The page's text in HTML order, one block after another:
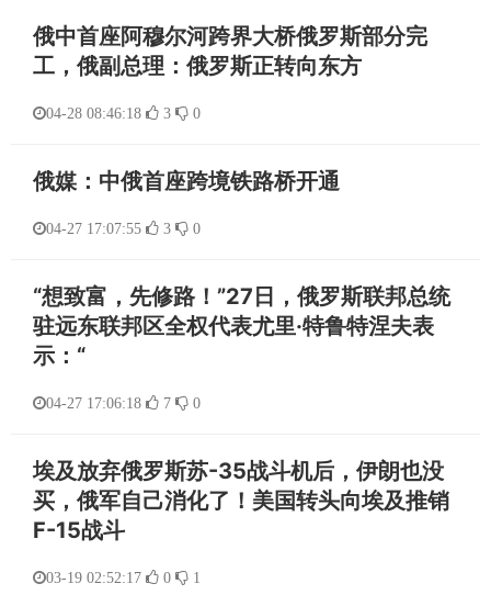
俄中首座阿穆尔河跨界大桥俄罗斯部分完
工，俄副总理：俄罗斯正转向东方
04-28 08:46:18 3 0
俄媒：中俄首座跨境铁路桥开通
04-27 17:07:55 3 0
“想致富，先修路！”27日，俄罗斯联邦总统
驻远东联邦区全权代表尤里·特鲁特涅夫表
示：“
04-27 17:06:18 7 0
埃及放弃俄罗斯苏-35战斗机后，伊朗也没
买，俄军自己消化了！美国转头向埃及推销
F-15战斗
03-19 02:52:17 0 1